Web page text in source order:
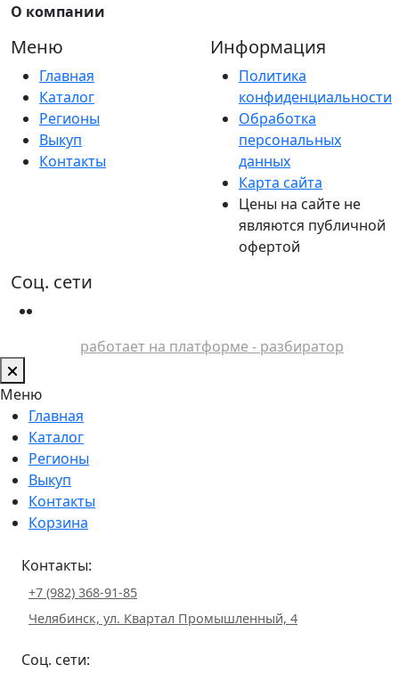
О компании
Меню
Главная
Каталог
Регионы
Выкуп
Контакты
Информация
Политика
конфиденциальности
Обработка
персональных
данных
Карта сайта
Цены на сайте не
являются публичной
офертой
Соц. сети
работает на платформе - разбиратор
Меню
Главная
Каталог
Регионы
Выкуп
Контакты
Корзина
Контакты:
+7 (982) 368-91-85
Челябинск, ул. Квартал Промышленный, 4
Соц. сети: